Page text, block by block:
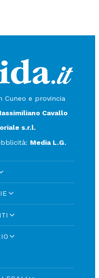
Cuneo e provincia
Cavallo
s.r.l.
Media L.G.